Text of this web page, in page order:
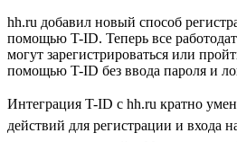
hh.ru добавил новый способ
помощью T-ID. Теперь все
могут зарегистрироваться или
помощью T-ID без ввода пароля и
Интеграция T-ID с hh.ru кратно
действий для регистрации и входа